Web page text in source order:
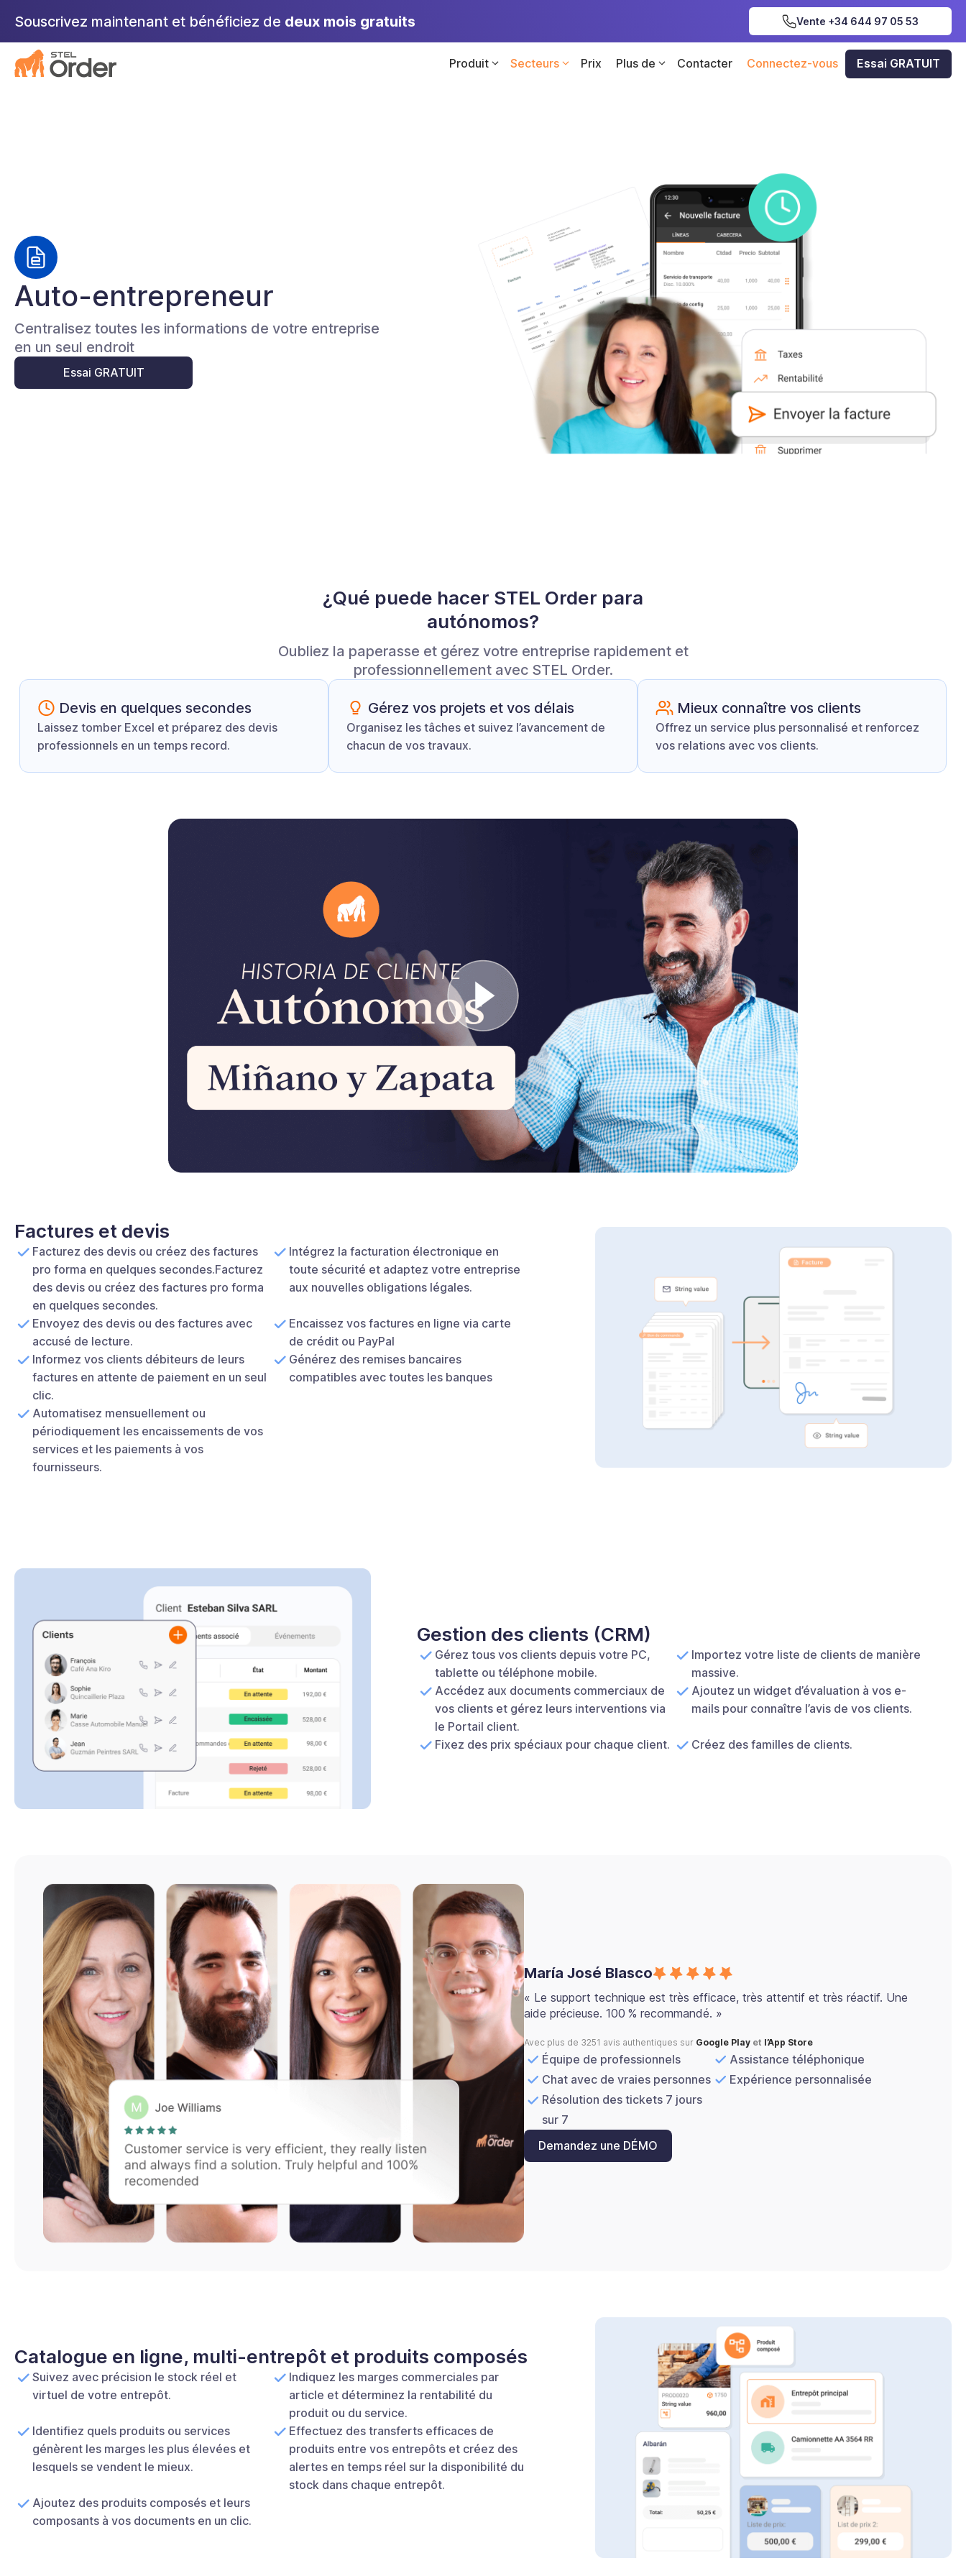
contenu
Souscrivez maintenant et bénéficiez de deux mois gratuits Vente +34 644 97 05 53
Produit Secteurs Prix Plus de Contacter Connectez-vous Essai GRATUIT
Auto-entrepreneur
Centralisez toutes les informations de votre entreprise
en un seul endroit
Essai GRATUIT
¿Qué puede hacer STEL Order para
autónomos?
Oubliez la paperasse et gérez votre entreprise rapidement et
professionnellement avec STEL Order.
Devis en quelques secondes
Laissez tomber Excel et préparez des devis
professionnels en un temps record.
Gérez vos projets et vos délais
Organisez les tâches et suivez l’avancement de
chacun de vos travaux.
Mieux connaître vos clients
Offrez un service plus personnalisé et renforcez
vos relations avec vos clients.
Factures et devis
Facturez des devis ou créez des factures
pro forma en quelques secondes.Facturez
des devis ou créez des factures pro forma
en quelques secondes.
Intégrez la facturation électronique en
toute sécurité et adaptez votre entreprise
aux nouvelles obligations légales.
Envoyez des devis ou des factures avec
accusé de lecture.
Encaissez vos factures en ligne via carte
de crédit ou PayPal
Informez vos clients débiteurs de leurs
factures en attente de paiement en un seul
clic.
Générez des remises bancaires
compatibles avec toutes les banques
Automatisez mensuellement ou
périodiquement les encaissements de vos
services et les paiements à vos
fournisseurs.
Gestion des clients (CRM)
Gérez tous vos clients depuis votre PC,
tablette ou téléphone mobile.
Importez votre liste de clients de manière
massive.
Accédez aux documents commerciaux de
vos clients et gérez leurs interventions via
le Portail client.
Ajoutez un widget d’évaluation à vos e-
mails pour connaître l’avis de vos clients.
Fixez des prix spéciaux pour chaque client. Créez des familles de clients.
María José Blasco
« Le support technique est très efficace, très attentif et très réactif. Une
aide précieuse. 100 % recommandé. »
Avec plus de 3251 avis authentiques sur Google Play et l’App Store
Équipe de professionnels
Assistance téléphonique
Chat avec de vraies personnes
Expérience personnalisée
Résolution des tickets 7 jours
sur 7
Demandez une DÉMO
Catalogue en ligne, multi-entrepôt et produits composés
Suivez avec précision le stock réel et
virtuel de votre entrepôt.
Indiquez les marges commerciales par
article et déterminez la rentabilité du
produit ou du service.
Identifiez quels produits ou services
génèrent les marges les plus élevées et
lesquels se vendent le mieux.
Effectuez des transferts efficaces de
produits entre vos entrepôts et créez des
alertes en temps réel sur la disponibilité du
stock dans chaque entrepôt.
Ajoutez des produits composés et leurs
composants à vos documents en un clic.